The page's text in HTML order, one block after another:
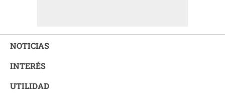
NOTICIAS
INTERÉS
UTILIDAD